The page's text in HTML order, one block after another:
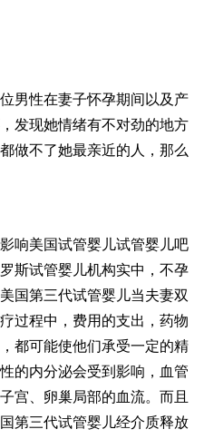
男性在妻子怀孕期间以及产
发现她情绪有不对劲的地方
做不了她最亲近的人，那么
响美国试管婴儿试管婴儿吧
斯试管婴儿机构实中，不孕
美国第三代试管婴儿当夫妻双
过程中，费用的支出，药物
都可能使他们承受一定的精
的内分泌会受到影响，血管
宫、卵巢局部的血流。而且
第三代试管婴儿经介质释放